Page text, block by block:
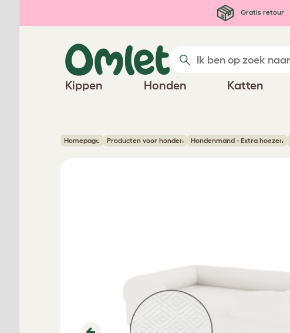
Gratis retour
Kippen Honden Katten
Homepage Producten voor honden Hondenmand - Extra hoezen